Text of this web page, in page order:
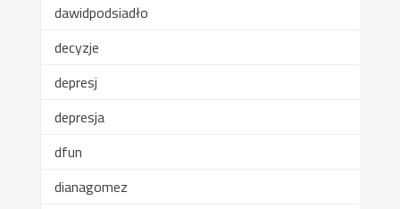
dawidpodsiadło
decyzje
depresj
depresja
dfun
dianagomez